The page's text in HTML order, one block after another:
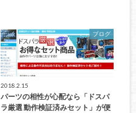
ブログ
2018.2.15
パーツの相性が心配なら「ドスパ
ラ厳選 動作検証済みセット」が便